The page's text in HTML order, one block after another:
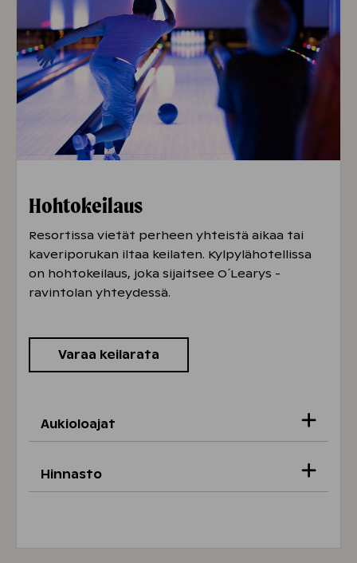
Next Day -lippu10 €/hlö
Alle 4-vuotiaat pääsevät puistoon
maksutta.
Huomioithan, että liikunta- ja kulttuuriedut
eivät ole käytettävissä maksuvälineenä.
Hohtokeilaus
Resortissa vietät perheen yhteistä aikaa tai
kaveriporukan iltaa keilaten. Kylpylähotellissa
on hohtokeilaus, joka sijaitsee O´Learys -
ravintolan yhteydessä.
Varaa keilarata
Aukioloajat
Katso vapaat radat varauskalenterista.
Hinnasto
-15 %)